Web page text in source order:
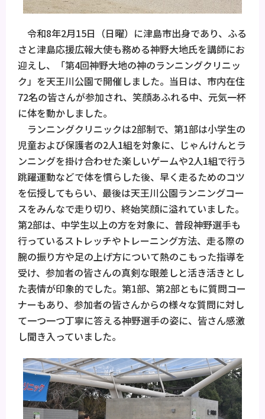
令和8年2月15日（日曜）に津島市出身であり、ふる
さと津島応援広報大使も務める神野大地氏を講師にお
迎えし、「第4回神野大地の神のランニングクリニッ
ク」を天王川公園で開催しました。当日は、市内在住
72名の皆さんが参加され、笑顔あふれる中、元気一杯
に体を動かしました。
ランニングクリニックは2部制で、第1部は小学生の
児童および保護者の2人1組を対象に、じゃんけんとラ
ンニングを掛け合わせた楽しいゲームや2人1組で行う
跳躍運動などで体を慣らした後、早く走るためのコツ
を伝授してもらい、最後は天王川公園ランニングコー
スをみんなで走り切り、終始笑顔に溢れていました。
第2部は、中学生以上の方を対象に、普段神野選手も
行っているストレッチやトレーニング方法、走る際の
腕の振り方や足の上げ方について熱のこもった指導を
受け、参加者の皆さんの真剣な眼差しと活き活きとし
た表情が印象的でした。第1部、第2部ともに質問コー
ナーもあり、参加者の皆さんからの様々な質問に対し
て一つ一つ丁寧に答える神野選手の姿に、皆さん感激
し聞き入っていました。